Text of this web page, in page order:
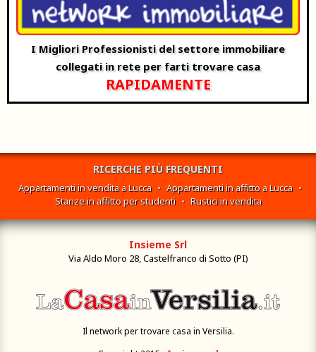
I Migliori Professionisti del settore immobiliare
collegati in rete per farti trovare casa
RAPIDAMENTE
RICERCHE PIÙ FREQUENTI
Appartamenti in vendita a Lucca • Appartamenti in affitto a Lucca •
Stanze in affitto per studenti • Rustici in vendita
Insieme Srl
Via Aldo Moro 28, Castelfranco di Sotto (PI)
Il network per trovare casa in Versilia.